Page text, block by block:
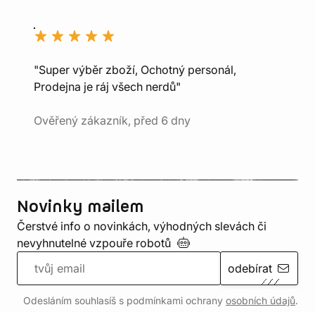
"Super výběr zboží, Ochotný personál,
Prodejna je ráj všech nerdů"
Ověřený zákazník, před 6 dny
Novinky mailem
Čerstvé info o novinkách, výhodných slevách či
nevyhnutelné vzpouře robotů
odebírat
Odesláním souhlasíš s podmínkami ochrany osobních údajů.